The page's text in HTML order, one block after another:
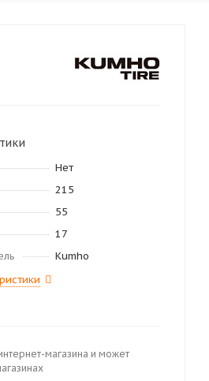
Нет
215
55
17
Kumho
магазина и может